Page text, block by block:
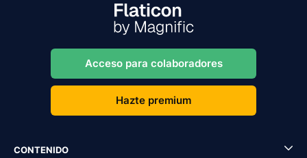
Acceso para colaboradores
Hazte premium
CONTENIDO